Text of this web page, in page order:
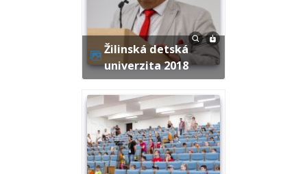
Žilinská detská
univerzita 2018